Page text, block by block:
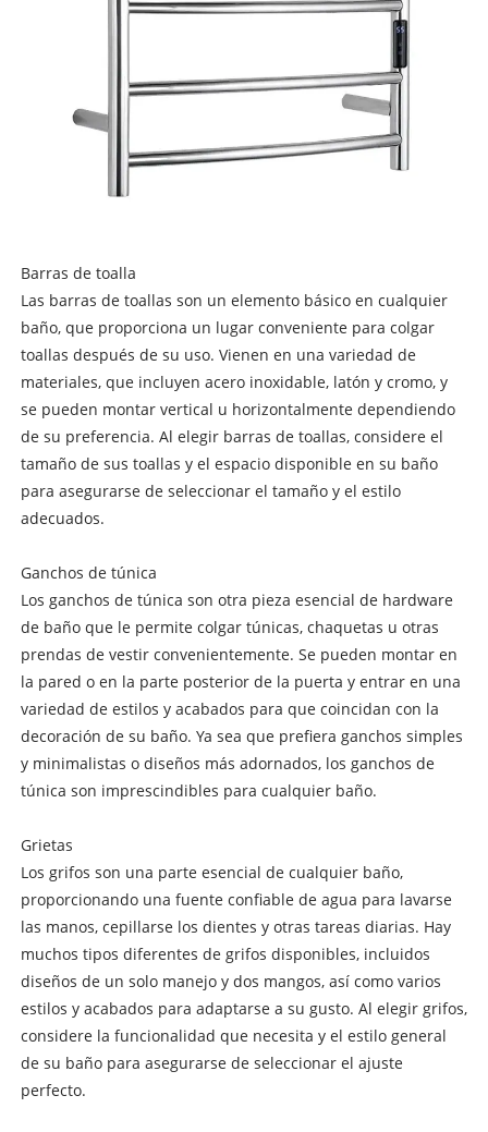
Barras de toalla
Las barras de toallas son un elemento básico en cualquier
baño, que proporciona un lugar conveniente para colgar
toallas después de su uso. Vienen en una variedad de
materiales, que incluyen acero inoxidable, latón y cromo, y
se pueden montar vertical u horizontalmente dependiendo
de su preferencia. Al elegir barras de toallas, considere el
tamaño de sus toallas y el espacio disponible en su baño
para asegurarse de seleccionar el tamaño y el estilo
adecuados.
Ganchos de túnica
Los ganchos de túnica son otra pieza esencial de hardware
de baño que le permite colgar túnicas, chaquetas u otras
prendas de vestir convenientemente. Se pueden montar en
la pared o en la parte posterior de la puerta y entrar en una
variedad de estilos y acabados para que coincidan con la
decoración de su baño. Ya sea que prefiera ganchos simples
y minimalistas o diseños más adornados, los ganchos de
túnica son imprescindibles para cualquier baño.
Grietas
Los grifos son una parte esencial de cualquier baño,
proporcionando una fuente confiable de agua para lavarse
las manos, cepillarse los dientes y otras tareas diarias. Hay
muchos tipos diferentes de grifos disponibles, incluidos
diseños de un solo manejo y dos mangos, así como varios
estilos y acabados para adaptarse a su gusto. Al elegir grifos,
considere la funcionalidad que necesita y el estilo general
de su baño para asegurarse de seleccionar el ajuste
perfecto.